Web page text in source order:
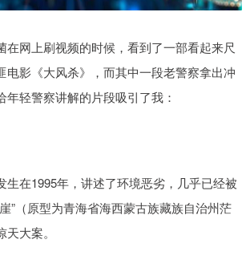
在网上刷视频的时候，看到了一部看起来尺
电影《大风杀》，而其中一段老警察拿出冲
年轻警察讲解的片段吸引了我：
生在1995年，讲述了环境恶劣，几乎已经被
”（原型为青海省海西蒙古族藏族自治州茫
大案。